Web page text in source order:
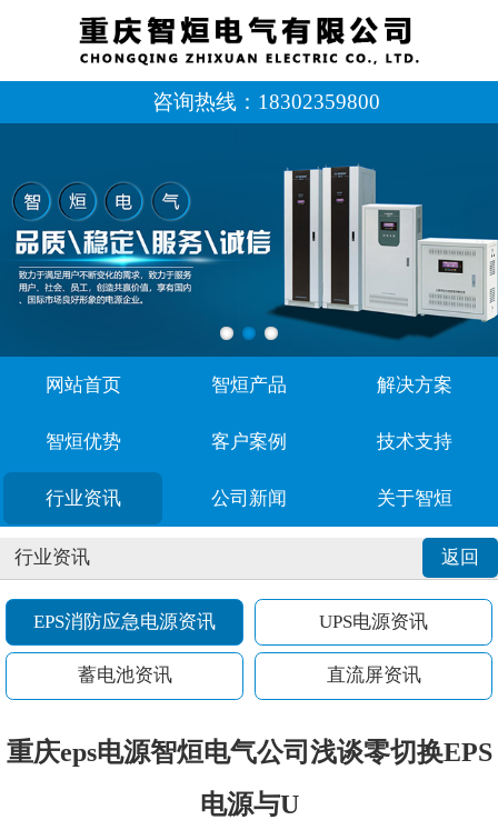
咨询热线： 18302359800
网站首页 智烜产品 解决方案
智烜优势 客户案例 技术支持
行业资讯 公司新闻 关于智烜
返回
行业资讯
EPS消防应急电源资讯 UPS电源资讯
蓄电池资讯 直流屏资讯
重庆eps电源智烜电气公司浅谈零切换EPS
电源与U